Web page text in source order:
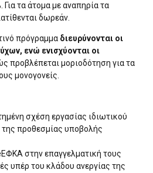
τα άτομα με αναπηρία τα
δωρεάν.
πρόγραμμα διευρύνονται οι
ενώ ενισχύονται οι
προβλέπεται μοριοδότηση για τα
μονογονείς.
σχέση εργασίας ιδιωτικού
της προθεσμίας υποβολής
στην επαγγελματική τους
υπέρ του κλάδου ανεργίας της